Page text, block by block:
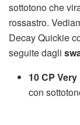
sottotono che
rossastro.
Decay Quickie
seguite dagli
10 CP
con